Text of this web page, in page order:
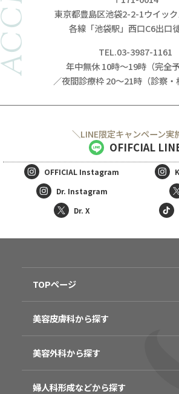
東京都豊島区池袋2-2-1ウイッ
各線「池袋駅」西口C6出口
TEL.03-3987-1161
年中無休 10時～19時（完全予
／夜間診療枠 20～21時（診察・
＼LINE限定キャンペーン実
OFIFCIAL
OFFICIAL Instagram
Dr. Instagram
Dr. X
TOPページ
美容皮膚科から探す
美容外科から探す
婦人科形成などから探す